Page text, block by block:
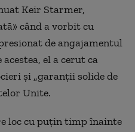
Keir Starmer,
când a vorbit cu
de angajamentul
el a cerut ca
şi „garanţii solide de
Unite.
loc cu puţin timp înainte